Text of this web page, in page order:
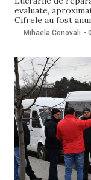
evaluate,
Cifrele au fost
Dorin Junghietu,
Potrivit
Mihaela Conovali -